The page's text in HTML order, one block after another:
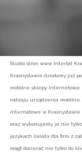
Studio stron www Interbit
Krasnystawie działamy już
mobilne sklepy internetowe
rodzaju urządzenia
internatowe w Krasnystawie
oraz wykonujemy je nie
językach świata dla firm z
mógł docierać nie tylko do